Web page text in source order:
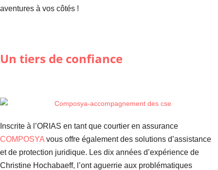
aventures à vos côtés !
Un tiers de confiance
Inscrite à l’ORIAS en tant que courtier en assurance
COMPOSYA vous offre également des solutions d’assistance
et de protection juridique. Les dix années d’expérience de
Christine Hochabaeff, l’ont aguerrie aux problématiques